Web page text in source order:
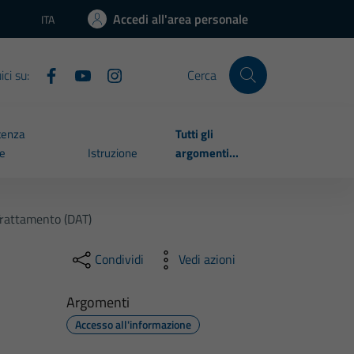
Lingua attiva:
ITA Accedi all'area personale
su: Cerca
Istruzione
Tutti gli
argomenti...
(DAT)
Condividi Vedi azioni
Argomenti
Accesso all'informazione